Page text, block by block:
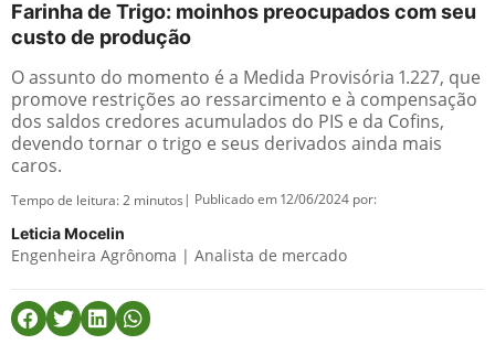
Farinha de Trigo: moinhos preocupados com seu
custo de produção
O assunto do momento é a Medida Provisória 1.227, que
promove restrições ao ressarcimento e à compensação
dos saldos credores acumulados do PIS e da Cofins,
devendo tornar o trigo e seus derivados ainda mais
caros.
Tempo de leitura:2 minutos | Publicado em 12/06/2024 por:
Leticia Mocelin
Engenheira Agrônoma | Analista de mercado